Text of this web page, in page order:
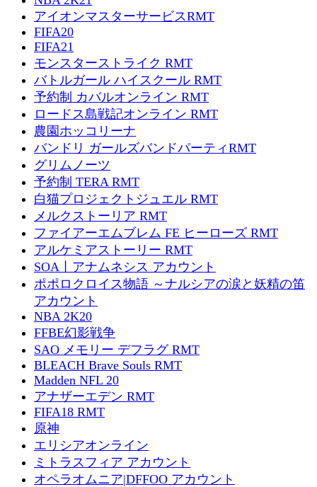
アイオンマスターサービスRMT
FIFA20
FIFA21
モンスターストライク RMT
バトルガール ハイスクール RMT
予約制 カバルオンライン RMT
ロードス島戦記オンライン RMT
農園ホッコリーナ
バンドリ ガールズバンドパーティRMT
グリムノーツ
予約制 TERA RMT
白猫プロジェクトジュエル RMT
メルクストーリア RMT
ファイアーエムブレム FE ヒーローズ RMT
アルケミアストーリー RMT
SOA丨アナムネシス アカウント
ポポロクロイス物語 ～ナルシアの涙と妖精の笛
アカウント
NBA 2K20
FFBE幻影戦争
SAO メモリー デフラグ RMT
BLEACH Brave Souls RMT
Madden NFL 20
アナザーエデン RMT
FIFA18 RMT
原神
エリシアオンライン
ミトラスフィア アカウント
オペラオムニア|DFFOO アカウント